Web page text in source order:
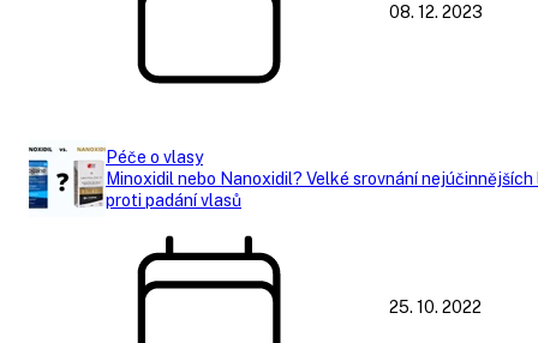
08. 12. 2023
Péče o vlasy
Minoxidil nebo Nanoxidil? Velké srovnání
proti padání vlasů
25. 10. 2022